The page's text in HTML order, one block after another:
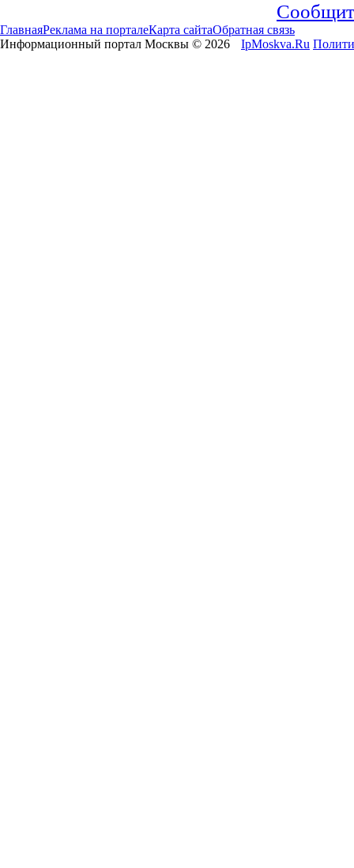
ГлавнаяРеклама на порталеКарта сайтаОбратная связь
Информационный портал Москвы © 2026
IpMoskva.Ru